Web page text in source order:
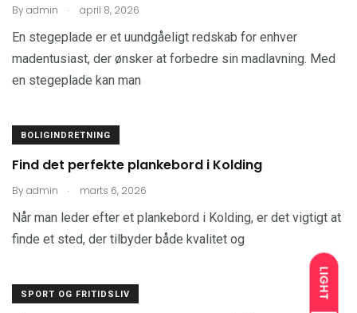
LIGHT
Byadmin . april 8, 2026
En stegeplade er et uundgåeligt redskab for enhver
madentusiast, der ønsker at forbedre sin madlavning. Med
en stegeplade kan man
BOLIGINDRETNING
Find det perfekte plankebord i Kolding
Byadmin . marts 6, 2026
Når man leder efter et plankebord i Kolding, er det vigtigt at
finde et sted, der tilbyder både kvalitet og
SPORT OG FRITIDSLIV